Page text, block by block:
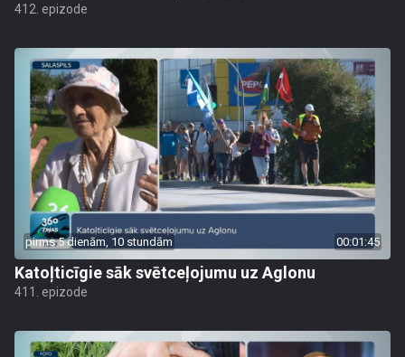
412. epizode
pirms 5 dienām, 10 stundām 00:01:45
Katoļticīgie sāk svētceļojumu uz Aglonu
411. epizode